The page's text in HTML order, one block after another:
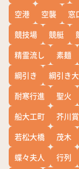
空港
空襲 窓
競技場
競艇
精霊流し
素麺
綱引き
綱引き
耐寒行進
聖火
船大工町
芥川賞
若松大橋
茂木
蝶々夫人
行列